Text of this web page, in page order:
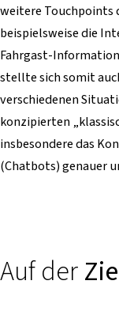
weitere Touchpoints
beispielsweise die
Fahrgast-
stellte sich somit
verschiedenen
konzipierten
insbesondere das
(Chatbots) genauer
Auf der